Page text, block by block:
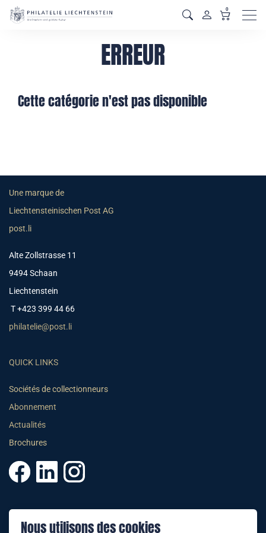
Nous utilisons des cookies
0
ERREUR
Cette catégorie n'est pas disponible
Une marque de
Liechtensteinischen Post AG
post.li
Alte Zollstrasse 11
9494 Schaan
Liechtenstein
T +423 399 44 66
philatelie@post.li
QUICK LINKS
Sociétés de collectionneurs
Abonnement
Actualités
Brochures
© 2025 PHILATELIE LIECHTENSTEIN